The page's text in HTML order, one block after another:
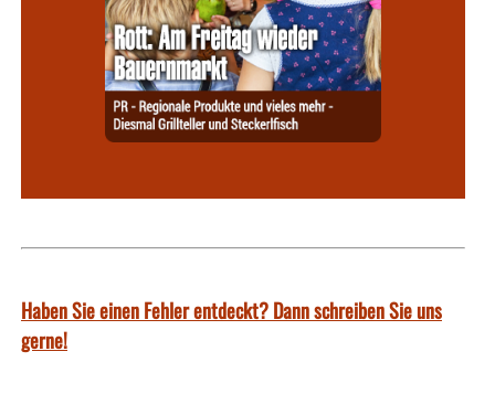
Haben Sie einen Fehler entdeckt? Dann schreiben Sie uns
gerne!